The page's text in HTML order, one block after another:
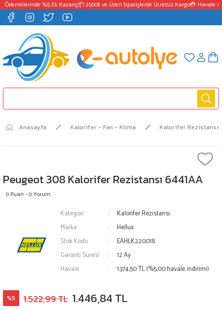
%5 Ek Kazanç📦 2500₺ ve Üzeri Siparişlerde Ücretsiz Kargo💳 Havale /
Anasayfa Kalorifer - Fan - Klima Kalorifer Rezistansı
Peugeot 308 Kalorifer Rezistansı 6441AA
0 Puan - 0 Yorum
Kategori
Kalorifer Rezistansı
Marka
Hellux
Stok Kodu
EAHLK220018
Garanti Süresi
12 Ay
Havale
1.374,50 TL (%5,00 havale indirimi)
%5 1.522,99 TL 1.446,84 TL